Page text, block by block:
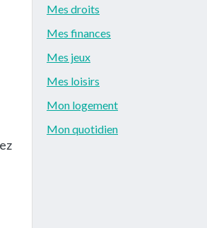
Mes droits
Mes finances
Mes jeux
Mes loisirs
Mon logement
Mon quotidien